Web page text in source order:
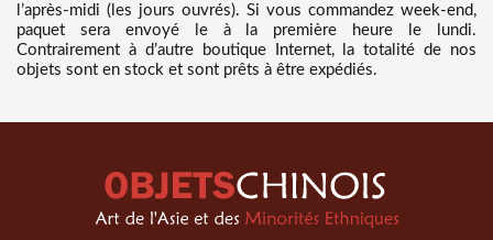
l’après-midi (les jours ouvrés). Si vous commandez week-end,
paquet sera envoyé le à la première heure le lundi.
Contrairement à d’autre boutique Internet, la totalité de nos
objets sont en stock et sont prêts à être expédiés.